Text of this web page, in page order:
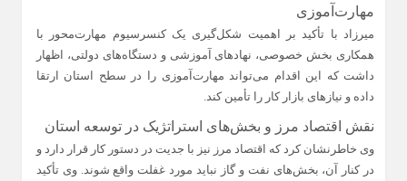
مهارت‌آموزی
میرزاد با تأکید بر اهمیت شکل‌گیری یک کنسرسیوم مهارت‌محور با
همکاری بخش خصوصی، نهادهای آموزشی و دستگاه‌های دولتی، اظهار
داشت که این اقدام می‌تواند مهارت‌آموزی را در سطح استان ارتقا
داده و نیازهای بازار کار را تأمین کند.
نقش اقتصاد مرز و بخش‌های استراتژیک در توسعه استان
وی خاطرنشان کرد که اقتصاد مرز نیز با جدیت در دستور کار قرار دارد و
در کنار آن، بخش‌های نفت و گاز نباید مورد غفلت واقع شوند. وی تأکید